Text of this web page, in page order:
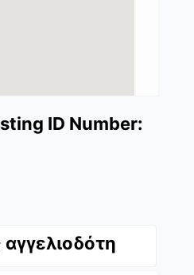
ID Number: